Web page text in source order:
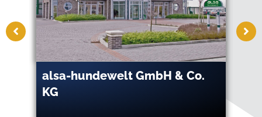
alsa-hundewelt GmbH & Co.
KG